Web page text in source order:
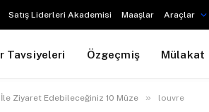
Satış Liderleri Akademisi Maaşlar Araçlar
Tavsiyeleri Özgeçmiş Mülakat
İle Ziyaret Edebileceğiniz 10 Müze » louvre